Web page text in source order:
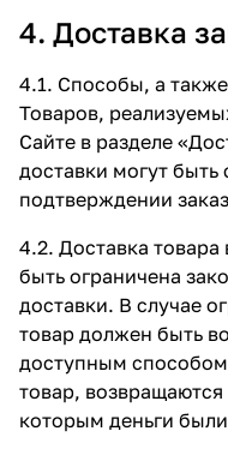
4. Доставка
4.1. Способы, а
Товаров,
Сайте в разделе
доставки могут
подтверждении
4.2. Доставка
быть ограничена
доставки. В случае
товар должен быть
доступным
товар,
которым деньги